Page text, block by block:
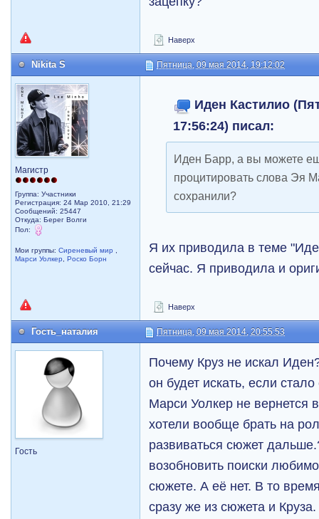
Наверх
Nikita S Пятница, 09 мая 2014, 19:12:02
Магистр
Группа: Участники
Регистрация: 24 Мар 2010, 21:29
Сообщений: 25447
Откуда: Берег Волги
Пол:
Мои группы:Сиреневый мир ,
Марси Уолкер, Роско Борн
Иден Кастилио
17:56:24) писал:
Иден Барр, а вы можете
процитировать слова Эя
сохранили?
Я их приводила в теме
сейчас. Я приводила и
Наверх
Гость_наталия Пятница, 09 мая 2014, 20:55:53
Гость
Почему Круз не искал
он будет искать, если
Марси Уолкер не вернется
хотели вообще брать на
развиваться сюжет
возобновить поиски
сюжете. А её нет. В то
сразу же из сюжета и